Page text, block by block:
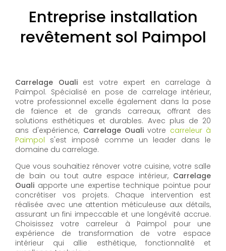
Entreprise installation
revêtement sol Paimpol
Carrelage Oualiest votre expert en carrelage à
Paimpol. Spécialisé en pose de carrelage intérieur,
votre professionnel excelle également dans la pose
de faïence et de grands carreaux, offrant des
solutions esthétiques et durables. Avec plus de 20
ans d'expérience, Carrelage Ouali votre carreleur à
Paimpol s'est imposé comme un leader dans le
domaine du carrelage.
Que vous souhaitiez rénover votre cuisine, votre salle
de bain ou tout autre espace intérieur, Carrelage
Ouali apporte une expertise technique pointue pour
concrétiser vos projets. Chaque intervention est
réalisée avec une attention méticuleuse aux détails,
assurant un fini impeccable et une longévité accrue.
Choisissez votre carreleur à Paimpol pour une
expérience de transformation de votre espace
intérieur qui allie esthétique, fonctionnalité et